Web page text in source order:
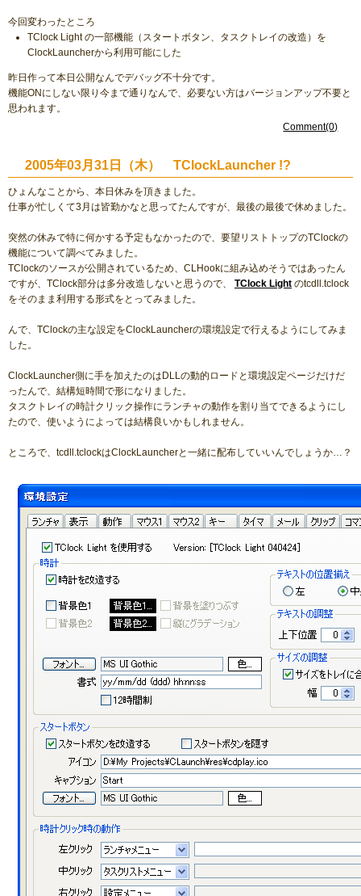
今回変わったところ
TClock Light の一部機能（スタートボタン、タスクトレイの改造）を
ClockLauncherから利用可能にした
昨日作って本日公開なんでデバッグ不十分です。
機能ONにしない限り今まで通りなんで、必要ない方はバージョンアップ不要と
思われます。
Comment(0)
2005年03月31日（木） TClockLauncher !?
ひょんなことから、本日休みを頂きました。
仕事が忙しくて3月は皆勤かなと思ってたんですが、最後の最後で休めました。
突然の休みで特に何かする予定もなかったので、要望リストトップのTClockの
機能について調べてみました。
TClockのソースが公開されているため、CLHookに組み込めそうではあったん
ですが、TClock部分は多分改造しないと思うので、 TClock Light のtcdll.tclock
をそのまま利用する形式をとってみました。
んで、TClockの主な設定をClockLauncherの環境設定で行えるようにしてみま
した。
ClockLauncher側に手を加えたのはDLLの動的ロードと環境設定ページだけだ
ったんで、結構短時間で形になりました。
タスクトレイの時計クリック操作にランチャの動作を割り当てできるようにし
たので、使いようによっては結構良いかもしれません。
ところで、tcdll.tclockはClockLauncherと一緒に配布していいんでしょうか…？